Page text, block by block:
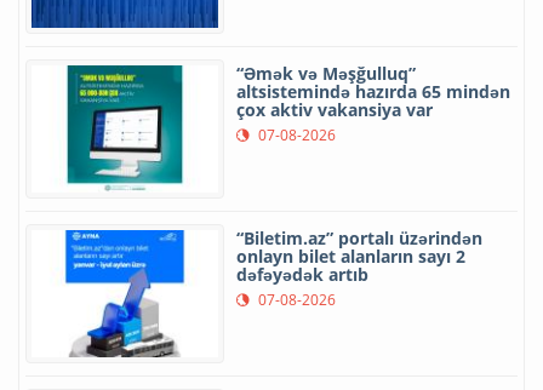
“Əmək və Məşğulluq”
altsistemində hazırda 65 mindən
çox aktiv vakansiya var
07-08-2026
“Biletim.az” portalı üzərindən
onlayn bilet alanların sayı 2
dəfəyədək artıb
07-08-2026